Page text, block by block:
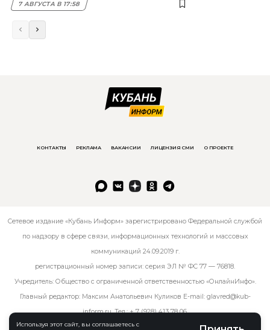
Используя этот сайт, вы соглашаетесь с
7 АВГУСТА В 17:58
КОНТАКТЫ РЕКЛАМА ВАКАНСИИ ЛИЦЕНЗИЯ СМИ О ПРОЕКТЕ
Сетевое издание «Кубань Информ» зарегистрировано Федеральной службой
по надзору в сфере связи, информационных технологий и массовых
коммуникаций 24.09.2019 г.
регистрационный номер записи: серия ЭЛ № ФС 77 — 76818.
Учредитель: Общество с ограниченной ответственностью «ОнлайнИнфо».
Главный редактор: Максим Анатольевич Куликов E-mail: glavred@kub-
inform.ru. Тел.:+ 7 (928) 413 78 06.